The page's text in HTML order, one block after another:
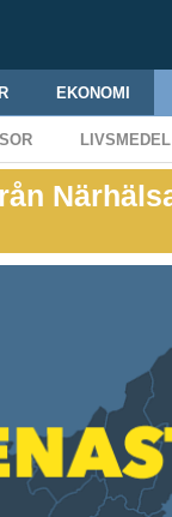
EKONOMI
LIVSMEDEL